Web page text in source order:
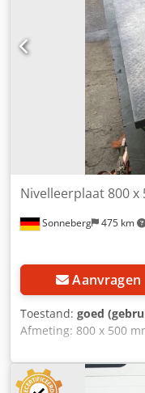
Sonneberg 475 km
Nivelleerplaat 800 x
Aanvragen
Toestand: goed
Afmeting: 800 x 500
paneeldikte: 25 mm
goed Gewicht: 85 kg